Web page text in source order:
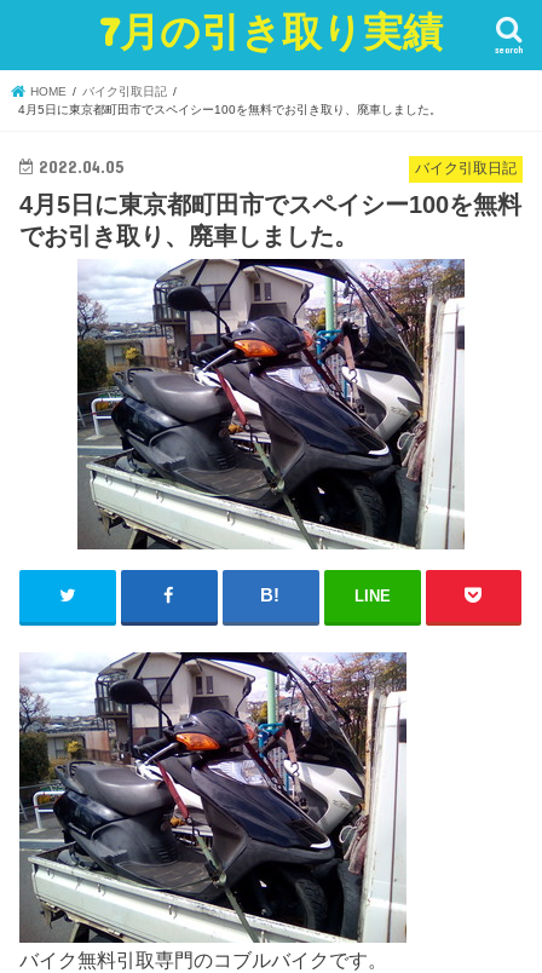
7月の引き取り実績 search
HOME
バイク引取日記
4月5日に東京都町田市でスペイシー100を無料でお引き取り、廃車しました。
バイク引取日記
2022.04.05
4月5日に東京都町田市でスペイシー100を無料
でお引き取り、廃車しました。
LINE
バイク無料引取専門のコブルバイクです。